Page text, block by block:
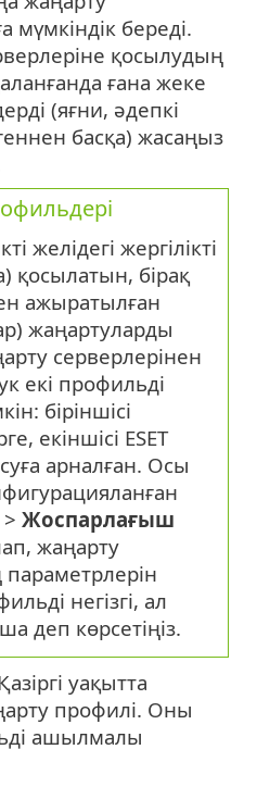
мүмкіндік береді.
қосылудың
ғана жеке
(яғни, әдепкі
басқа) жасаңыз
желідегі жергілікті
қосылатын, бірақ
ажыратылған
жаңартуларды
серверлерінен
екі профильді
біріншісі
екіншісі ESET
арналған. Осы
> Жоспарлағыш
жаңарту
негізгі, ал
деп көрсетіңіз.
уақытта
профилі. Оны
ашылмалы